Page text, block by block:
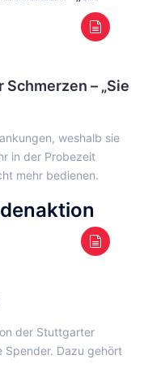
– „Sie
weshalb sie
in der Probezeit
mehr bedienen.
der Stuttgarter
Dazu gehört